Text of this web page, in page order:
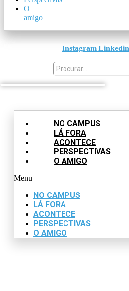
O
amigo
O
amigo
Instagram Linkedin
NO CAMPUS
LÁ FORA
ACONTECE
PERSPECTIVAS
O AMIGO
Menu
NO CAMPUS
LÁ FORA
ACONTECE
PERSPECTIVAS
O AMIGO